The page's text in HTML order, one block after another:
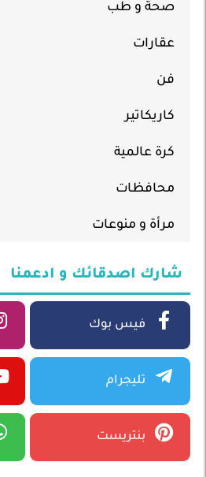
صحة و طب
عقارات
فن
كاريكاتير
كرة عالمية
محافظات
مرأة و منوعات
شارك اصدقائك و ادعمنا
فيس بوك
تليجرام
بنتريست